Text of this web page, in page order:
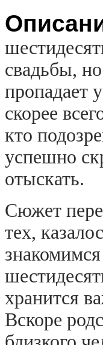
свадьбы,
пропадает
скорее
кто
успешно
отыскать.
Сюжет
тех,
хранится
Вскоре